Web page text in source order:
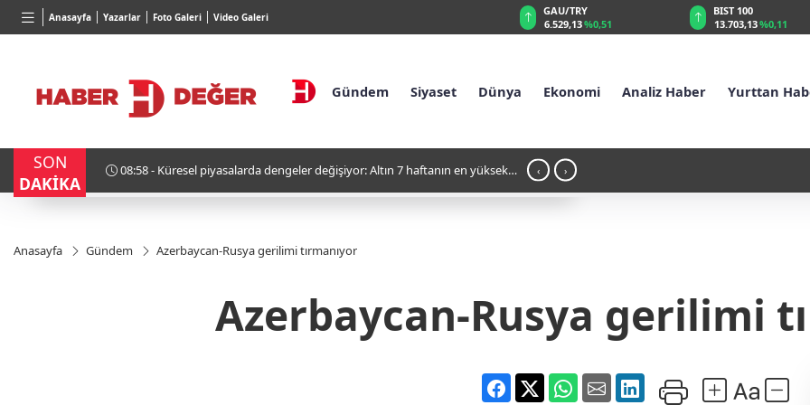
Anasayfa Yazarlar Foto Galeri Video Galeri
BGN
28,0626%0,37
VND
0,0018%0,38
BIST 100
13.703,13%0,11
USD
47,5905%0,06
Gündem Siyaset Dünya Ekonomi Analiz Haber Yurttan
SON
DAKİKA
20:17 - Manisa Belediyesi soruşturmasında Yeni Parti İl Başkanı gözaltında ‹ ›
Anasayfa Gündem Azerbaycan-Rusya gerilimi tırmanıyor
Azerbaycan-Rusya gerilimi